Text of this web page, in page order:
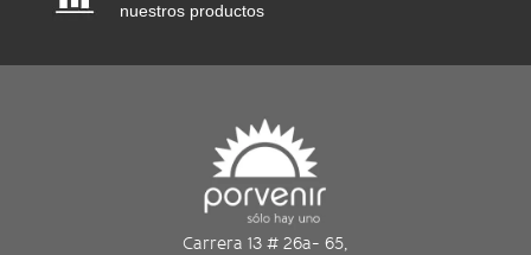
nuestros productos
Carrera 13 # 26a- 65,